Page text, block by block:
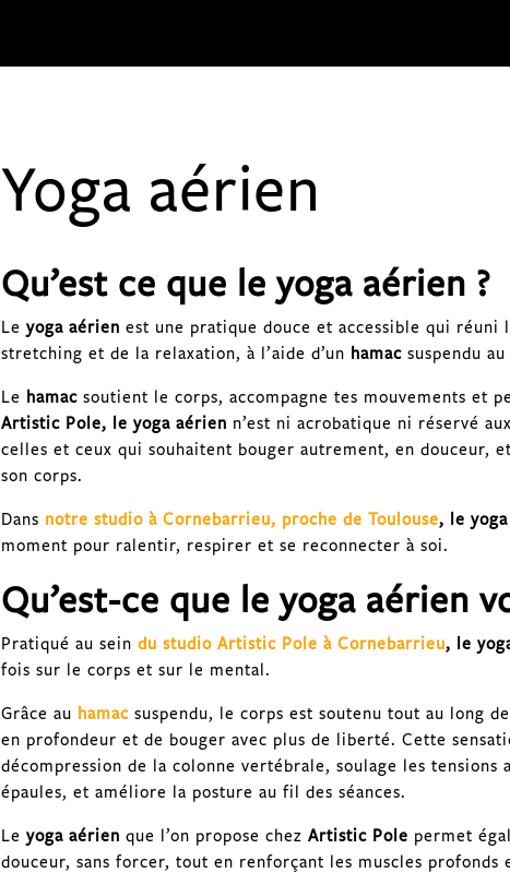
Yoga aérien
Qu’est ce que le yoga aérien ?
Le yoga aérien est une pratique douce et accessible qui réuni
stretching et de la relaxation, à l’aide d’un hamac suspendu
Le hamac soutient le corps, accompagne tes mouvements et
Artistic Pole, le yoga aérien n’est ni acrobatique ni réservé
celles et ceux qui souhaitent bouger autrement, en douceur,
son corps.
Dans notre studio à Cornebarrieu, proche de Toulouse, le
moment pour ralentir, respirer et se reconnecter à soi.
Qu’est-ce que le yoga aérien
Pratiqué au sein du studio Artistic Pole à Cornebarrieu, le
fois sur le corps et sur le mental.
Grâce au hamac suspendu, le corps est soutenu tout au long
en profondeur et de bouger avec plus de liberté. Cette
décompression de la colonne vertébrale, soulage les tensions
épaules, et améliore la posture au fil des séances.
Le yoga aérien que l’on propose chez Artistic Pole permet
douceur, sans forcer, tout en renforçant les muscles